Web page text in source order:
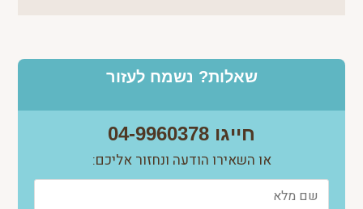
שאלות? נשמח לעזור
חייגו 04-9960378
או השאירו הודעה ונחזור אליכם: